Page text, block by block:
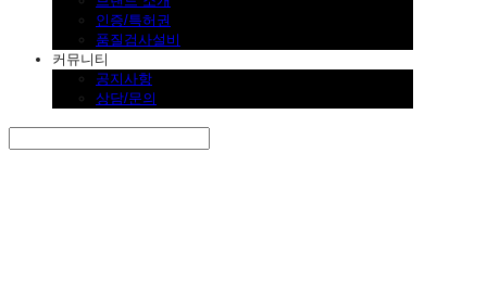
인증/특허권
품질검사설비
커뮤니티
공지사항
상담/문의